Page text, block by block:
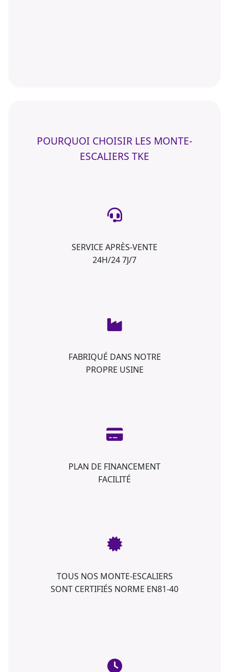
POURQUOI CHOISIR LES MONTE-
ESCALIERS TKE
SERVICE APRÈS-VENTE
24H/24 7J/7
FABRIQUÉ DANS NOTRE
PROPRE USINE
PLAN DE FINANCEMENT
FACILITÉ
TOUS NOS MONTE-ESCALIERS
SONT CERTIFIÉS NORME EN81-40